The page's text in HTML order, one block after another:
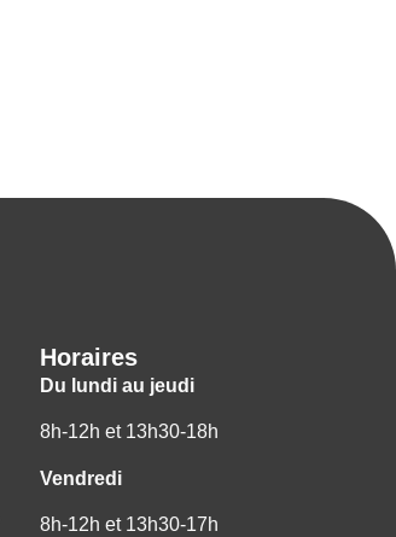
Horaires
Du lundi au jeudi
8h-12h et 13h30-18h
Vendredi
8h-12h et 13h30-17h